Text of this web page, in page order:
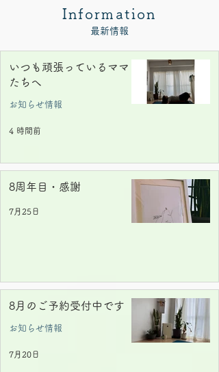
​Information
最新情報
いつも頑張っているママ
たちへ
お知らせ情報
4 時間前
8周年目・感謝
7月25日
8月のご予約受付中です
お知らせ情報
7月20日